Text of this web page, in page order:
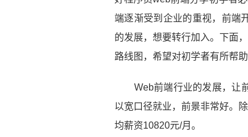
端逐渐受到企业的重视，前端
的发展，想要转行加入。下面
路线图，希望对初学者有所帮助
Web前端行业的发展，让前
以宽口径就业，前景非常好。
均薪资10820元/月。